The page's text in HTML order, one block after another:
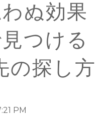
ぬ効果
つける
の探し方
PM